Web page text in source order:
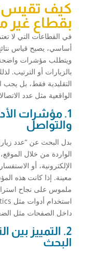
كيف تقيس
بقطاع غير
في القطاعات التي لا
أساسي، يصبح قياس
ويتطلب مؤشرات واضحة
بالزيارات أو الترتيب.
التقليدية فقط، بل يجب
الواقعية مثل عدد
1. مؤشرات
والتواصل
بدل البحث عن “عدد
الواردة من خلال
الإلكترونية، أو
معينة. إذا كانت هذه
ملموس على نجاح
داخل الصفحات مثل
2. التمييز
البحث